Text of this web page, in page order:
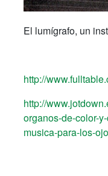
El lumígrafo, un
http://
http://
organos-de-color-
musica-para-los-